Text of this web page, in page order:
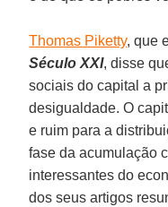
Thomas Piketty, que
Século XXI, disse
sociais do capital a
desigualdade. O
e ruim para a
fase da acumulação
interessantes do
dos seus artigos